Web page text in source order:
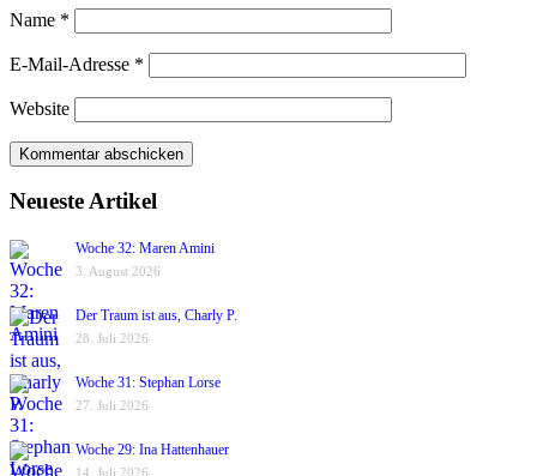
Name *
E-Mail-Adresse *
Website
Neueste Artikel
Woche 32: Maren Amini
3. August 2026
Der Traum ist aus, Charly P.
28. Juli 2026
Woche 31: Stephan Lorse
27. Juli 2026
Woche 29: Ina Hattenhauer
14. Juli 2026